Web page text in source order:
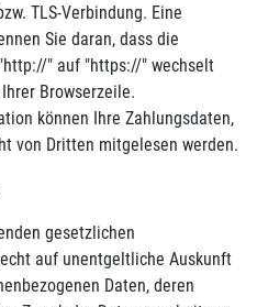
TLS-Verbindung. Eine
Sie daran, dass die
" auf "https://" wechselt
Browserzeile.
können Ihre Zahlungsdaten,
von Dritten mitgelesen werden.
gesetzlichen
auf unentgeltliche Auskunft
Daten, deren